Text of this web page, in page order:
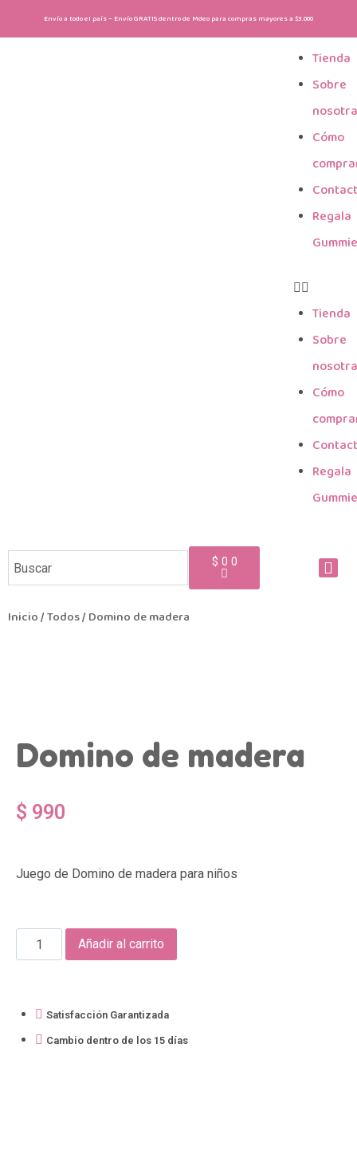
Envío a todo el país – Envío GRATIS dentro de Mdeo para compras mayores a $3.000
Tienda
Sobre
Cómo
Regala
Tienda
Sobre
Cómo
Regala
$ 0 0
Inicio/Todos/ Domino de madera
Domino de madera
$ 990
Juego de Domino de madera para niños
Añadir al carrito
Satisfacción Garantizada
Cambio dentro de los 15 días